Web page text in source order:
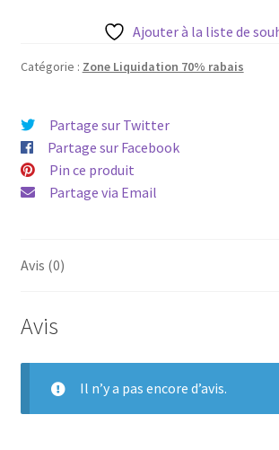
12
Ajouter à la liste de
Catégorie : Zone Liquidation 70% rabais
Partage sur Twitter
Partage sur Facebook
Pin ce produit
Partage via Email
Avis (0)
Avis
Il n’y a pas encore d’avis.